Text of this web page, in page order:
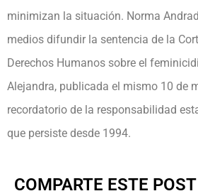
minimizan la situación. Norma
medios difundir la sentencia de la
Derechos Humanos sobre el
Alejandra, publicada el mismo 10 de
recordatorio de la responsabilidad
que persiste desde 1994.
COMPARTE ESTE POST